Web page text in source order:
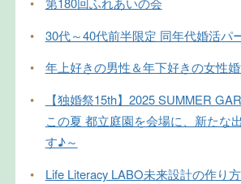
•
30代～40代前半限定 同年代婚活パ
•
年上好きの男性＆年下好きの女性
•
【独婚祭15th】2025 SUMMER
この夏 都立庭園を会場に、新たな
す♪～
•
Life Literacy LABO未来設計の作り